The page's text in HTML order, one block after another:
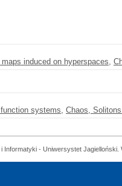
induced on hyperspaces,
systems, Chaos,
Informatyki - Uniwersystet